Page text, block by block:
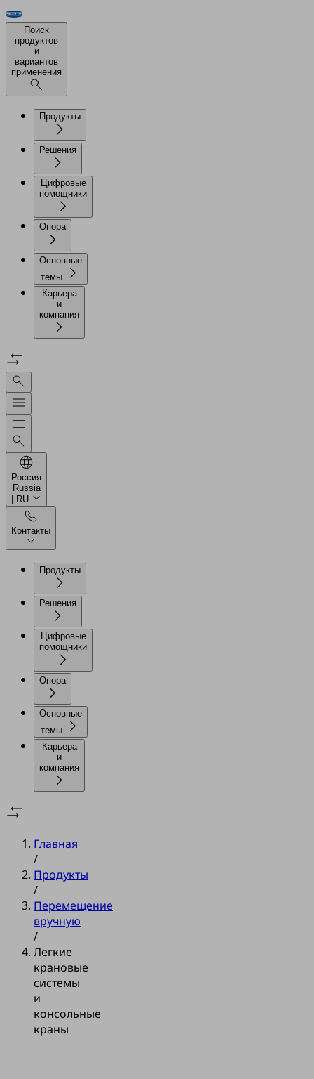
Поиск
продуктов
и
вариантов
применения
Продукты
Решения
Цифровые
помощники
Опора
Основные
темы
Карьера
и
компания
Россия
Russia
| RU
Контакты
Продукты
Решения
Цифровые
помощники
Опора
Основные
темы
Карьера
и
компания
Главная
/
Продукты
/
Перемещение
вручную
/
Легкие
крановые
системы
и
консольные
краны